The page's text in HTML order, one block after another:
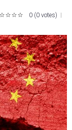
0 (0 votes)